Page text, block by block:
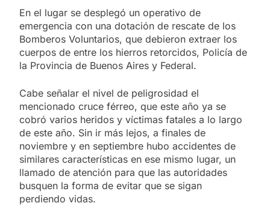
En el lugar se desplegó un operativo de
emergencia con una dotación de rescate de los
Bomberos Voluntarios, que debieron extraer los
cuerpos de entre los hierros retorcidos, Policía de
la Provincia de Buenos Aires y Federal.
Cabe señalar el nivel de peligrosidad el
mencionado cruce férreo, que este año ya se
cobró varios heridos y víctimas fatales a lo largo
de este año. Sin ir más lejos, a finales de
noviembre y en septiembre hubo accidentes de
similares características en ese mismo lugar, un
llamado de atención para que las autoridades
busquen la forma de evitar que se sigan
perdiendo vidas.